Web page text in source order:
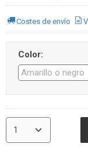
Costes de envío
Color: